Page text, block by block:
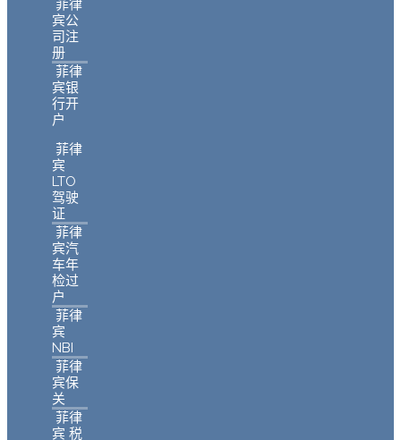
菲律
宾公
司注
册
菲律
宾银
行开
户
菲律
宾
LTO
驾驶
证
菲律
宾汽
车年
检过
户
菲律
宾
NBI
菲律
宾保
关
菲律
宾 税